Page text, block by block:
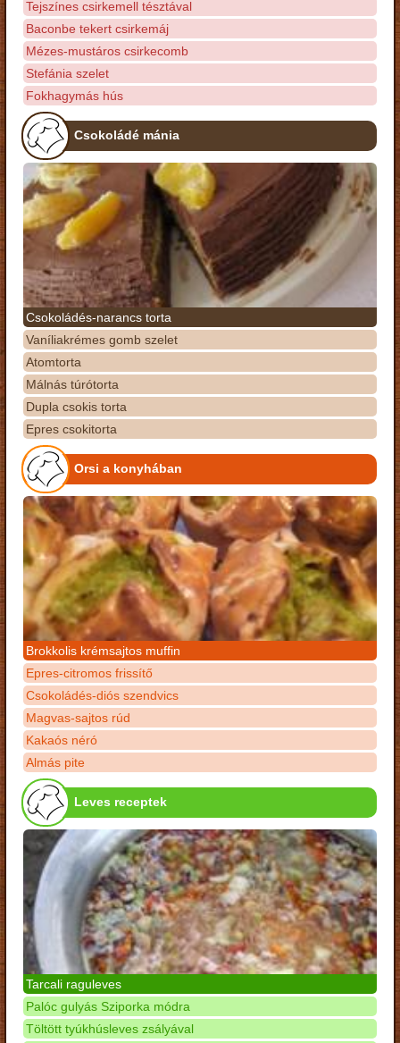
Tejszínes csirkemell tésztával
Baconbe tekert csirkemáj
Mézes-mustáros csirkecomb
Stefánia szelet
Fokhagymás hús
Csokoládé mánia
Csokoládés-narancs torta
Vaníliakrémes gomb szelet
Atomtorta
Málnás túrótorta
Dupla csokis torta
Epres csokitorta
Orsi a konyhában
Brokkolis krémsajtos muffin
Epres-citromos frissítő
Csokoládés-diós szendvics
Magvas-sajtos rúd
Kakaós néró
Almás pite
Leves receptek
Tarcali raguleves
Palóc gulyás Sziporka módra
Töltött tyúkhúsleves zsályával